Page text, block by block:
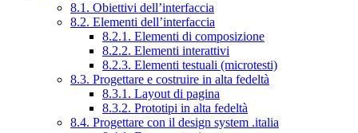
8.1. Obiettivi dell’interfaccia
8.2. Elementi dell’interfaccia
8.2.1. Elementi di composizione
8.2.2. Elementi interattivi
8.2.3. Elementi testuali (microtesti)
8.3. Progettare e costruire in alta fedeltà
8.3.1. Layout di pagina
8.3.2. Prototipi in alta fedeltà
8.4. Progettare con il design system .italia